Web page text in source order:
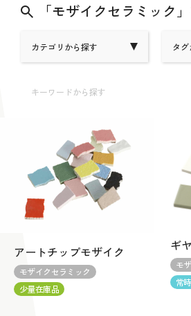
「モザイクセラミック
カテゴリから探す タ
キーワードから探す
アートチップモザイク
モザイクセラミック
少量在庫品
ギ
モ
常